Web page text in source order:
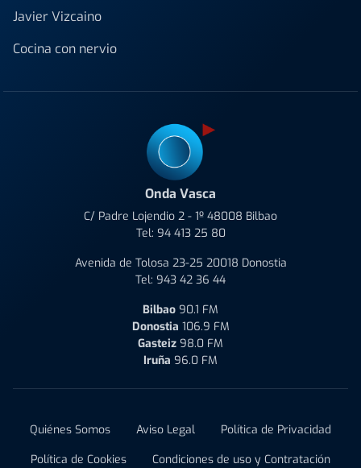
Javier Vizcaino
Cocina con nervio
Onda Vasca
C/ Padre Lojendio 2 - 1º 48008 Bilbao
Tel: 94 413 25 80
Avenida de Tolosa 23-25 20018 Donostia
Tel: 943 42 36 44
Bilbao 90.1 FM
Donostia 106.9 FM
Gasteiz 98.0 FM
Iruña 96.0 FM
Quiénes Somos Aviso Legal
Política de Privacidad
Política de Cookies
Condiciones de uso y Contratación